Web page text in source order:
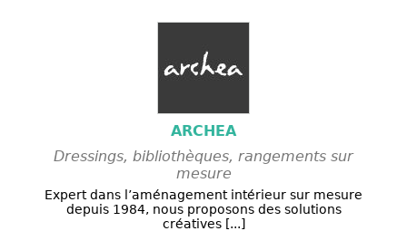
ARCHEA
Dressings, bibliothèques, rangements sur
mesure
Expert dans l’aménagement intérieur sur mesure
depuis 1984, nous proposons des solutions
créatives [...]